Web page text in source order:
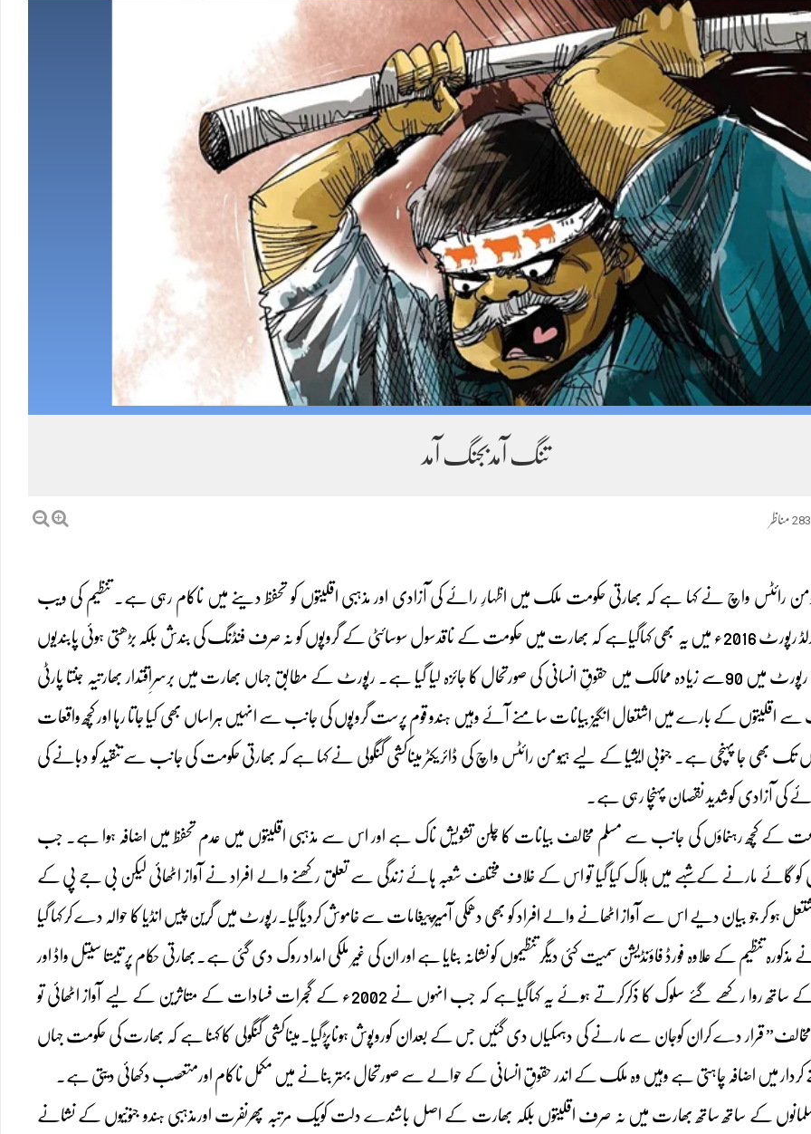
تنگ آمدبجنگ آمد
مناظر
رائٹس واچ نے کہا ہے کہ بھارتی حکومت ملک میں اظہارِ رائے کی آزادی اور مذہبی اقلیتوں کو تحفظ دینے میں ناکام رہی ہے۔ تنظیم کی ویب
سائٹ پرجاری کی گئی ورلڈ رپورٹ 2016ء میں یہ بھی کہاگیاہے کہ بھارت میں حکومت کے ناقدسول سوسائٹی کے گروپوں کو نہ صرف فنڈنگ کی بندش بلکہ بڑھتی ہوئی پابندیوں
کا بھی سامنا ہے۔ اس رپورٹ میں 90سے زیادہ ممالک میں حقوقِ انسانی کی صورتحال کا جائزہ لیا گیا ہے۔ رپورٹ کے مطابق جہاں بھارت میں برسرِاقتدار بھارتیہ جنتا پارٹی
سے اقلیتوں کے بارے میں اشتعال انگیز بیانات سامنے آئے وہیں ہندو قوم پرست گروپوں کی جانب سے انہیں ہراساں بھی کیا جاتا رہا اور کچھ واقعات
تک بھی جا پہنچی ہے۔ جنوبی ایشیا کے لیے ہیومن رائٹس واچ کی ڈائریکٹر میناکشی گنگولی نے کہا ہے کہ بھارتی حکومت کی جانب سے تنقید کو دبانے کی
کی آزادی کوشدید نقصان پہنچا رہی ہے۔
کے کچھ رہنماؤں کی جانب سے مسلم مخالف بیانات کا چلن تشویش ناک ہے اور اس سے مذہبی اقلیتوں میں عدم تحفظ میں اضافہ ہوا ہے۔ جب
کو گائے مارنے کے شبہے میں ہلاک کیا گیا تو اس کے خلاف مختلف شعبہ ہائے زندگی سے تعلق رکھنے والے افراد نے آواز اٹھائی لیکن بی جے پی کے
ہو کر جو بیان دیے اس سے آواز اٹھانے والے افراد کو بھی دھمکی آمیز پیغامات سے خاموش کردیاگیا۔رپورٹ میں گرین پیس انڈیا کا حوالہ دے کر کہا گیا
تنظیم کے علاوہ فورڈ فاؤنڈیشن سمیت کئی دیگر تنظیموں کو نشانہ بنایا ہے اور ان کی غیر ملکی امداد روک دی گئی ہے۔بھارتی حکام پر تیستا سیتل واڈ اور
جاوید آنند جیسے کارکنوں کے ساتھ روا رکھے گئے سلوک کا ذکرکرتے ہوئے یہ کہاگیاہے کہ جب انہوں نے 2002ء کے گجرات فسادات کے متاثرین کے لیے آواز اٹھائی تو
قرار دے کران کوجان سے مارنے کی دہمکیاں دی گئیں جس کے بعدان کوروپوش ہوناپڑگیا۔میناکشی گنگولی کا کہنا ہے کہ بھارت کی حکومت جہاں
کردار میں اضافہ چاہتی ہے وہیں وہ ملک کے اندر حقوقِ انسانی کے حوالے سے صورتحال بہتر بنانے میں مکمل ناکام اورمتعصب دکھائی دیتی ہے۔
کے ساتھ ساتھ بھارت میں نہ صرف اقلیتوں بلکہ بھارت کے اصل باشندے دلت کویک مرتبہ پھرنفرت اورمذہبی ہندو جنونیوں کے نشانے